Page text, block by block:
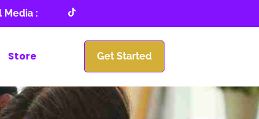
Media :
Store Get Started